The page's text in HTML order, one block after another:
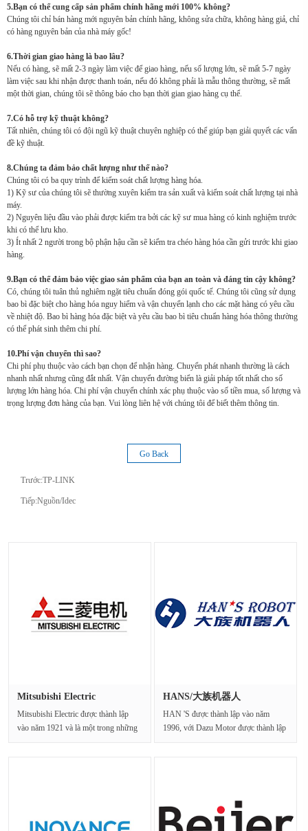
5.Bạn có thể cung cấp sản phẩm chính hãng mới 100% không?
Chúng tôi chỉ bán hàng mới nguyên bản chính hãng, không sửa chữa, không hàng giả, chỉ
có hàng nguyên bản của nhà máy gốc!
6.Thời gian giao hàng là bao lâu?
Nếu có hàng, sẽ mất 2-3 ngày làm việc để giao hàng, nếu số lượng lớn, sẽ mất 5-7 ngày
làm việc sau khi nhận được thanh toán, nếu đó không phải là mẫu thông thường, sẽ mất
một thời gian, chúng tôi sẽ thông báo cho bạn thời gian giao hàng cụ thể.
7.Có hỗ trợ kỹ thuật không?
Tất nhiên, chúng tôi có đội ngũ kỹ thuật chuyên nghiệp có thể giúp bạn giải quyết các vấn
đề kỹ thuật.
8.Chúng ta đảm bảo chất lượng như thế nào?
Chúng tôi có ba quy trình để kiểm soát chất lượng hàng hóa.
1) Kỹ sư của chúng tôi sẽ thường xuyên kiểm tra sản xuất và kiểm soát chất lượng tại nhà
máy.
2) Nguyên liệu đầu vào phải được kiểm tra bởi các kỹ sư mua hàng có kinh nghiệm trước
khi có thể lưu kho.
3) Ít nhất 2 người trong bộ phận hậu cần sẽ kiểm tra chéo hàng hóa cần gửi trước khi giao
hàng.
9.Bạn có thể đảm bảo việc giao sản phẩm của bạn an toàn và đáng tin cậy không?
Có, chúng tôi tuân thủ nghiêm ngặt tiêu chuẩn đóng gói quốc tế. Chúng tôi cũng sử dụng
bao bì đặc biệt cho hàng hóa nguy hiểm và vận chuyển lạnh cho các mặt hàng có yêu cầu
về nhiệt độ. Bao bì hàng hóa đặc biệt và yêu cầu bao bì tiêu chuẩn hàng hóa thông thường
có thể phát sinh thêm chi phí.
10.Phí vận chuyển thì sao?
Chi phí phụ thuộc vào cách bạn chọn để nhận hàng. Chuyển phát nhanh thường là cách
nhanh nhất nhưng cũng đắt nhất. Vận chuyển đường biển là giải pháp tốt nhất cho số
lượng lớn hàng hóa. Chi phí vận chuyển chính xác phụ thuộc vào số tiền mua, số lượng và
trọng lượng đơn hàng của bạn. Vui lòng liên hệ với chúng tôi để biết thêm thông tin.
Go Back
Trước:TP-LINK
Tiếp:Nguồn/Idec
Mitsubishi Electric
Mitsubishi Electric được thành lập
vào năm 1921 và là một trong những
HANS/大族机器人
HAN 'S được thành lập vào năm
1996, với Dazu Motor được thành lập